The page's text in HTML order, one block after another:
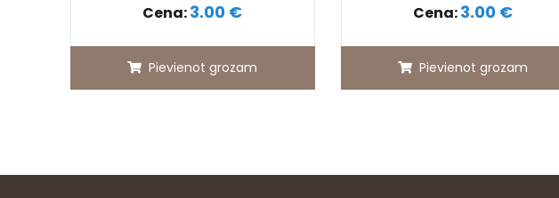
Cena:3.00 €
Pievienot grozam
Cena:3.00 €
Pievienot grozam